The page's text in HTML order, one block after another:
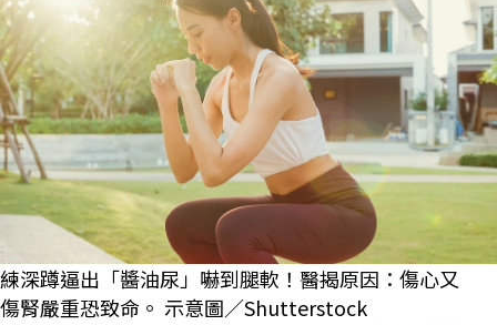
練深蹲逼出「醬油尿」嚇到腿軟！醫揭原因：傷心又
傷腎嚴重恐致命。 示意圖／Shutterstock